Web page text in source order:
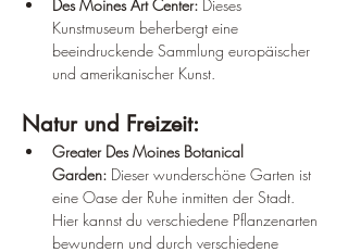
Des Moines Art Center: Dieses
Kunstmuseum beherbergt eine
beeindruckende Sammlung europäischer
und amerikanischer Kunst.
Natur und Freizeit:
Greater Des Moines Botanical
Garden: Dieser wunderschöne Garten ist
eine Oase der Ruhe inmitten der Stadt.
Hier kannst du verschiedene Pflanzenarten
bewundern und durch verschiedene